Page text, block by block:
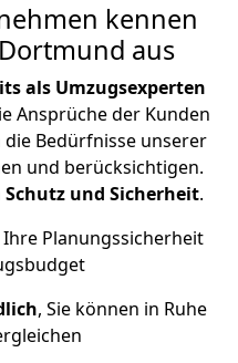
kennen
aus
als Umzugsexperten
Ansprüche der Kunden
Bedürfnisse unserer
und berücksichtigen.
Schutz und Sicherheit.
Planungssicherheit
, Sie können in Ruhe